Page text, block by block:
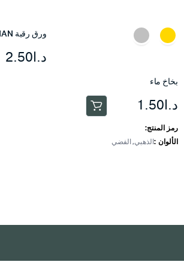
بخاخ ماء
د.ا1.50هناك
العديد
من
اختيار
رمز المنتج:
الألوان الذهبي, الفضي
ورق رقبة NISHMAN
د.ا2.50